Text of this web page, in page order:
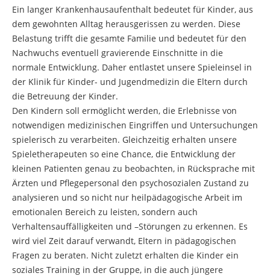
Ein langer Krankenhausaufenthalt bedeutet für Kinder, aus
dem gewohnten Alltag herausgerissen zu werden. Diese
Belastung trifft die gesamte Familie und bedeutet für den
Nachwuchs eventuell gravierende Einschnitte in die
normale Entwicklung. Daher entlastet unsere Spieleinsel in
der Klinik für Kinder- und Jugendmedizin die Eltern durch
die Betreuung der Kinder.
Den Kindern soll ermöglicht werden, die Erlebnisse von
notwendigen medizinischen Eingriffen und Untersuchungen
spielerisch zu verarbeiten. Gleichzeitig erhalten unsere
Spieletherapeuten so eine Chance, die Entwicklung der
kleinen Patienten genau zu beobachten, in Rücksprache mit
Ärzten und Pflegepersonal den psychosozialen Zustand zu
analysieren und so nicht nur heilpädagogische Arbeit im
emotionalen Bereich zu leisten, sondern auch
Verhaltensauffälligkeiten und –Störungen zu erkennen. Es
wird viel Zeit darauf verwandt, Eltern in pädagogischen
Fragen zu beraten. Nicht zuletzt erhalten die Kinder ein
soziales Training in der Gruppe, in die auch jüngere